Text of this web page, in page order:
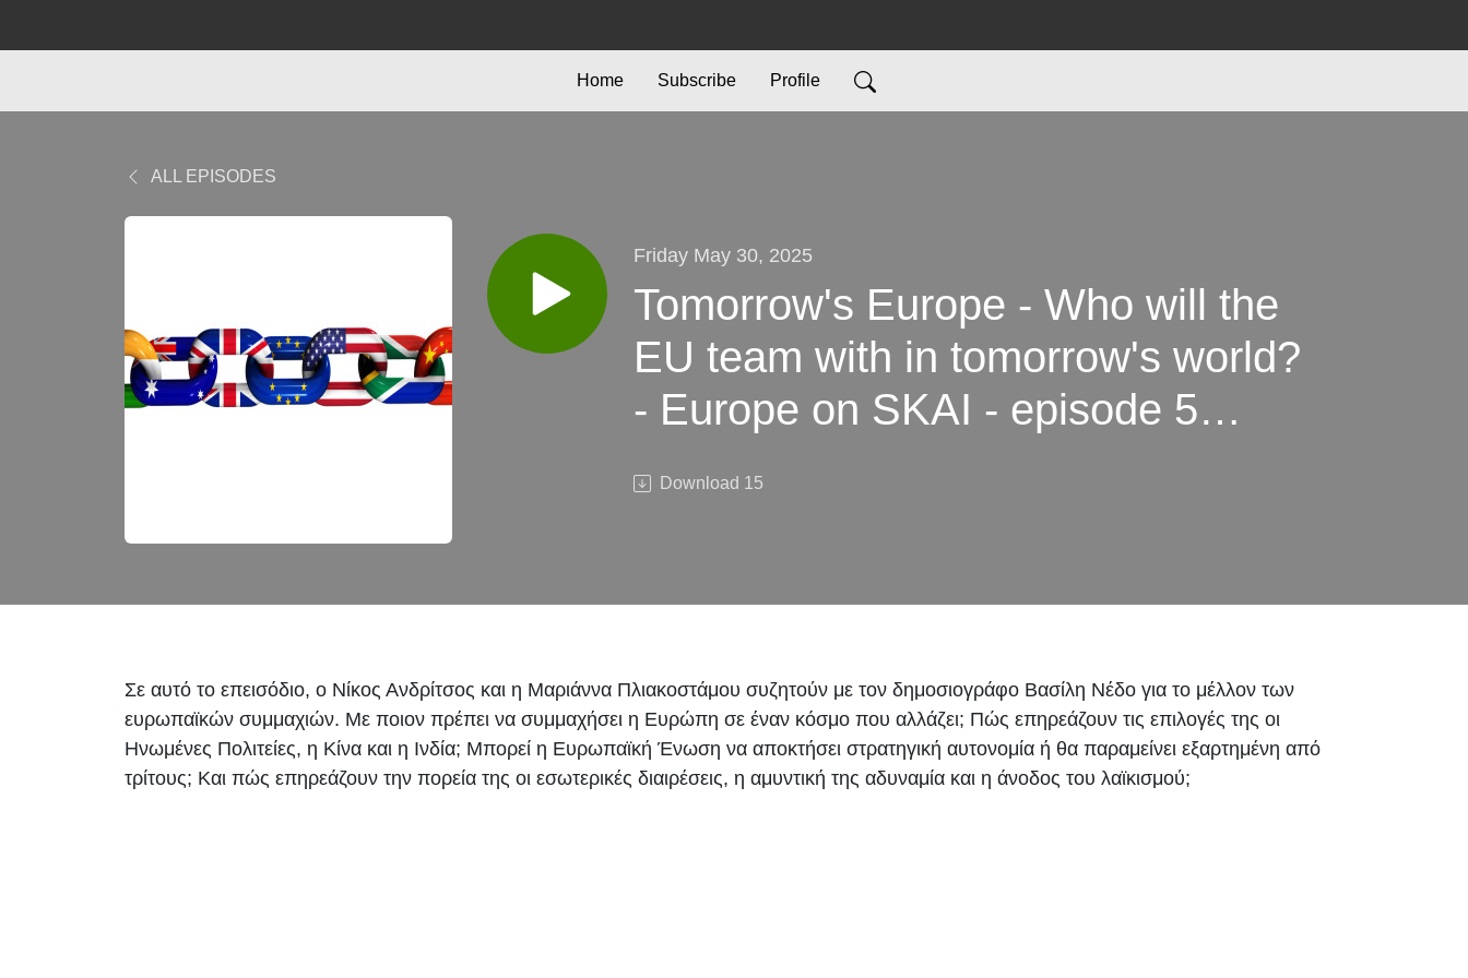
Home Subscribe Profile
ALL EPISODES
Friday May 30, 2025
Tomorrow's Europe - Who will the
EU team with in tomorrow's world?
- Europe on SKAI - episode 5
Download 15
Σε αυτό το επεισόδιο, ο Νίκος Ανδρίτσος και η Μαριάννα Πλιακοστάμου συζητούν με τον δημοσιογράφο Βασίλη Νέδο για το μέλλον των
ευρωπαϊκών συμμαχιών. Με ποιον πρέπει να συμμαχήσει η Ευρώπη σε έναν κόσμο που αλλάζει; Πώς επηρεάζουν τις επιλογές της οι
Ηνωμένες Πολιτείες, η Κίνα και η Ινδία; Μπορεί η Ευρωπαϊκή Ένωση να αποκτήσει στρατηγική αυτονομία ή θα παραμείνει εξαρτημένη από
τρίτους; Και πώς επηρεάζουν την πορεία της οι εσωτερικές διαιρέσεις, η αμυντική της αδυναμία και η άνοδος του λαϊκισμού;